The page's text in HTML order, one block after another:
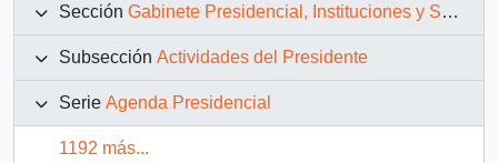
Sección Gabinete Presidencial, Instituciones y Servicios
Subsección Actividades del Presidente
Serie Agenda Presidencial
1192 más...